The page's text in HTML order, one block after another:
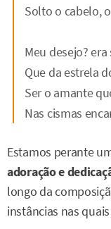
Solto o cabelo,
Meu desejo?
Que da estrela
Ser o amante
Nas cismas
Estamos perante
adoração e
longo da
instâncias nas